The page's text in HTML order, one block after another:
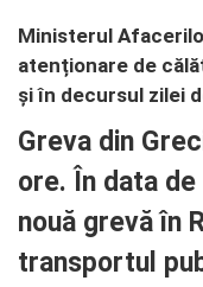
Ministerul
atenționare de
și în decursul zilei
Greva din
ore. În data
nouă grevă în
transportul